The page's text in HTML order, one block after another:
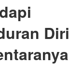
Diri